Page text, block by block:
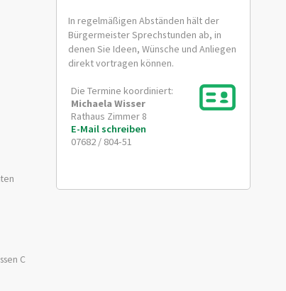
C
In regelmäßigen Abständen hält der
Bürgermeister Sprechstunden ab, in
denen Sie Ideen, Wünsche und Anliegen
direkt vortragen können.
Die Termine koordiniert:
Michaela Wisser
Rathaus Zimmer 8
E-Mail schreiben
07682 / 804-51